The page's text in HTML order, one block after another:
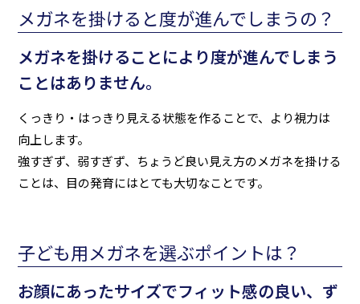
メガネを掛けると度が進んでしまうの？
メガネを掛けることにより度が進んでしまう
ことはありません。
くっきり・はっきり見える状態を作ることで、より視力は
向上します。
強すぎず、弱すぎず、ちょうど良い見え方のメガネを掛ける
ことは、目の発育にはとても大切なことです。
子ども用メガネを選ぶポイントは？
お顔にあったサイズでフィット感の良い、ず